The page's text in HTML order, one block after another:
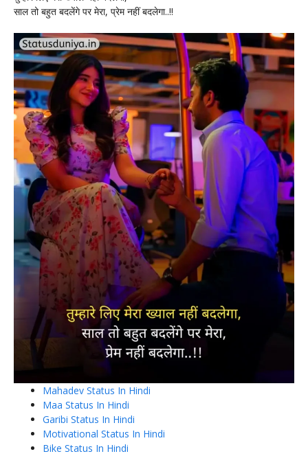
साल तो बहुत बदलेंगे पर मेरा, प्रेम नहीं बदलेगा..!!
Mahadev Status In Hindi
Maa Status In Hindi
Garibi Status In Hindi
Motivational Status In Hindi
Bike Status In Hindi